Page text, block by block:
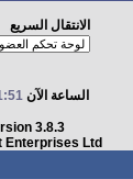
الانتقال السريع
الساعة الآن PM
3.8.3
Ltd.